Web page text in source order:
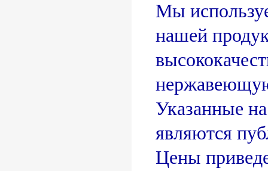
Мы
нашей
Указанные
являются
Цены